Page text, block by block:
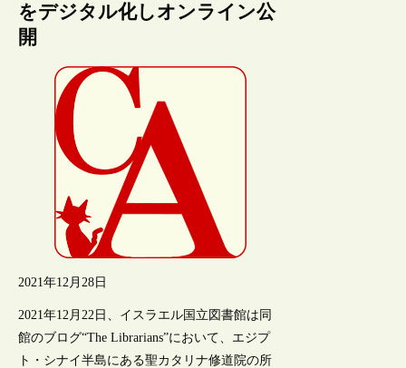
をデジタル化しオンライン公
開
2021年12月28日
2021年12月22日、イスラエル国立図書館は同
館のブログ“The Librarians”において、エジプ
ト・シナイ半島にある聖カタリナ修道院の所